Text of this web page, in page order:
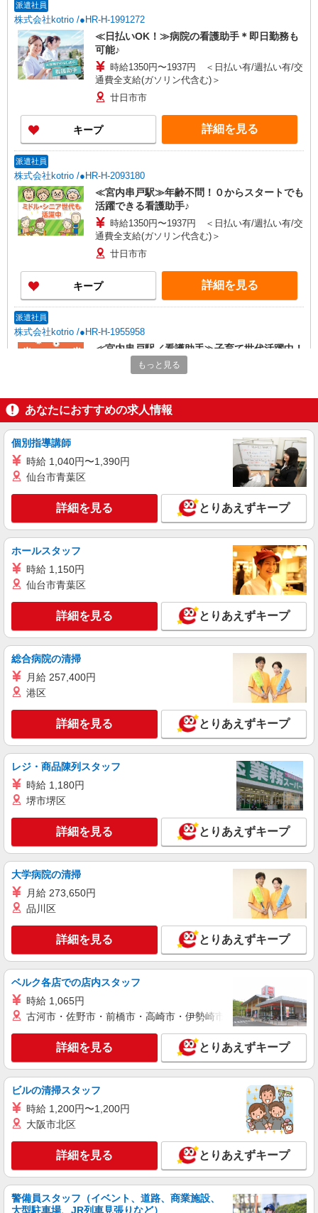
派遣社員
株式会社kotrio /●HR-H-1991272
≪日払いOK！≫病院の看護助手＊即日勤務も
可能♪
時給1350円〜1937円 ＜日払い有/週払い有/交
通費全支給(ガソリン代含む)＞
廿日市市
キープ 詳細を見る
派遣社員
株式会社kotrio /●HR-H-2093180
≪宮内串戸駅≫年齢不問！０からスタートでも
活躍できる看護助手♪
時給1350円〜1937円 ＜日払い有/週払い有/交
通費全支給(ガソリン代含む)＞
廿日市市
キープ 詳細を見る
派遣社員
株式会社kotrio /●HR-H-1955958
≪宮内串戸駅／看護助手≫子育て世代活躍中！
働きやすい環境♪
廿日市市
詳細を見る
派遣社員
≪宮内串戸≫未経験・無資格から看護助手へ挑
戦！シフト相談OK♪
時給1500円〜2125円 ＜日払い有/週払い有/交
詳細を見る
派遣社員
株式会社kotrio /●HR-H-1855370
宮内串戸駅▼補助メイン！きれいな病院で車い
す誘導など［看護助手］
時給1450円〜1937円 ＜日払い有/週払い有/交
廿日市市
キープ 詳細を見る
正社員
アスケア訪問入浴 廿日市
看護師（訪問入浴）
月給258,000円〜274,000円（地域による） 別
途交通費支給（30000円上限/月） 別途残業手当
（月平均残業時間20時間）残業代全額支給
アスケア訪問入浴 廿日市 広島県廿日市市城
詳細を見る
パート
アスケア訪問入浴 廿日市
看護師（訪問入浴）
時給1635円
アスケア訪問入浴 廿日市 広島県廿日市市城
内3丁目18番17号
キープ 詳細を見る
業務委託
SOMPOヘルスサポート株式会社 全支援対応コース
保健師・管理栄養士 特定保健指導
業所一括面談(対面) 1日：10,000円〜14,716円 ・
個別訪問(対面) 1件：4,286円〜5,239円 ・遠隔面
談 1件：1,500〜1,691円 ・電話支援 1件：
1,000円〜1,429円 ・ICTメール支援 1件：500円
※上記金額に消費税を加えた金額をお支払いいた
します ※交通費・電話代は弊社負担。その他、支
【活動エリア】広島県廿日市市及びその周辺
キープ 詳細を見る
もっと見る
あなたにおすすめの求人情報
個別指導講師
時給 1,040円〜1,390円
仙台市青葉区
詳細を見る とりあえずキープ
ホールスタッフ
時給 1,150円
仙台市青葉区
詳細を見る とりあえずキープ
総合病院の清掃
月給 257,400円
港区
詳細を見る とりあえずキープ
レジ・商品陳列スタッフ
時給 1,180円
堺市堺区
詳細を見る とりあえずキープ
大学病院の清掃
月給 273,650円
品川区
詳細を見る とりあえずキープ
ベルク各店での店内スタッフ
時給 1,065円
古河市・佐野市・前橋市・高崎市・伊勢崎市・太田市・館林市
詳細を見る とりあえずキープ
ビルの清掃スタッフ
時給 1,200円〜1,200円
大阪市北区
詳細を見る とりあえずキープ
警備員スタッフ（イベント、道路、商業施設、
大型駐車場、JR列車見張りなど）